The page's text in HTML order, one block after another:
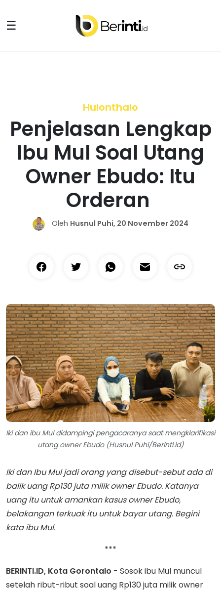
☰
Hulonthalo
Penjelasan Lengkap
Ibu Mul Soal Utang
Owner Ebudo: Itu
Orderan
Oleh Husnul Puhi, 20 November 2024
Iki dan ibu Mul didampingi pengacaranya saat mengklarifikasi
utang owner Ebudo (Husnul Puhi/Berinti.id)
Iki dan Ibu Mul jadi orang yang disebut-sebut ada di
balik uang Rp130 juta milik owner Ebudo. Katanya
uang itu untuk amankan kasus owner Ebudo,
belakangan terkuak itu untuk bayar utang. Begini
kata ibu Mul.
***
BERINTI.ID, Kota Gorontalo - Sosok ibu Mul muncul
setelah ribut-ribut soal uang Rp130 juta milik owner